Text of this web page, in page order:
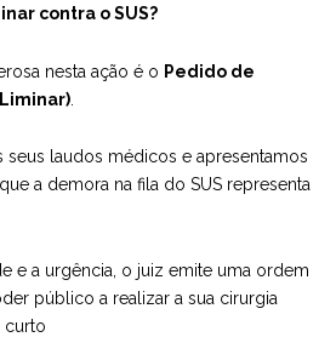
contra o SUS?
nesta ação é o Pedido de
seus laudos médicos e apresentamos
a demora na fila do SUS representa
e a urgência, o juiz emite uma ordem
público a realizar a sua cirurgia
curto